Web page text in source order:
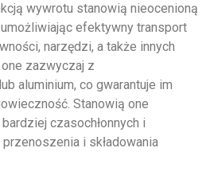
wywrotu stanowią nieocenioną
efektywny transport
narzędzi, a także innych
zazwyczaj z
aluminium, co gwarantuje im
Stanowią one
czasochłonnych i
i składowania